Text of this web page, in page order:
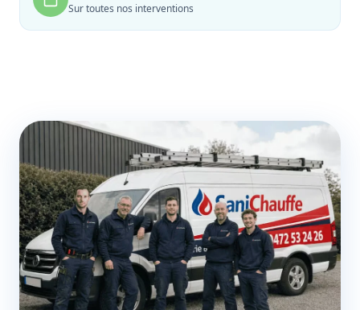
Sur toutes nos interventions